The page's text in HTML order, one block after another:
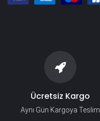
Ücretsiz Kargo
Aynı Gün Kargoya Teslim